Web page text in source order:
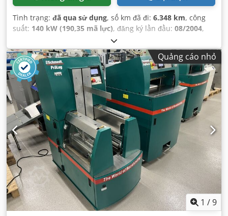
Tình trạng: đã qua sử dụng, số km đã đi: 6.348 km, công
suất: 140 kW (190,35 mã lực), đăng ký lần đầu: 08/2004,
, Năm sản xuất:
Quảng cáo nhỏ
1 /9